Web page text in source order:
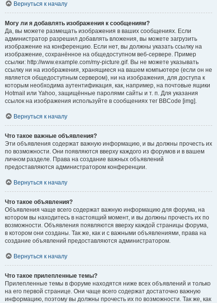
Вернуться к началу
Могу ли я добавлять изображения к сообщениям?
Да, вы можете размещать изображения в ваших сообщениях. Если
администратор разрешил добавлять вложения, вы можете загрузить
изображение на конференцию. Если нет, вы должны указать ссылку на
изображение, сохранённое на общедоступном веб-сервере. Пример
ссылки: http://www.example.com/my-picture.gif. Вы не можете указывать
ссылку ни на изображения, хранящиеся на вашем компьютере (если он не
является общедоступным сервером), ни на изображения, для доступа к
которым необходима аутентификация, как, например, на почтовые ящики
Hotmail или Yahoo, защищённые паролями сайты и т. п. Для указания
ссылок на изображения используйте в сообщениях тег BBCode [img].
Вернуться к началу
Что такое важные объявления?
Эти объявления содержат важную информацию, и вы должны прочесть их
по возможности. Они появляются вверху каждого из форумов и в вашем
личном разделе. Права на создание важных объявлений
предоставляются администратором конференции.
Вернуться к началу
Что такое объявления?
Объявления чаще всего содержат важную информацию для форума, на
котором вы находитесь в настоящий момент, и вы должны прочесть их по
возможности. Объявления появляются вверху каждой страницы форума,
в котором они созданы. Так же, как и с важными объявлениями, права на
создание объявлений предоставляются администратором.
Вернуться к началу
Что такое прилепленные темы?
Прилепленные темы в форуме находятся ниже всех объявлений и только
на его первой странице. Они чаще всего содержат достаточно важную
информацию, поэтому вы должны прочесть их по возможности. Так же, как